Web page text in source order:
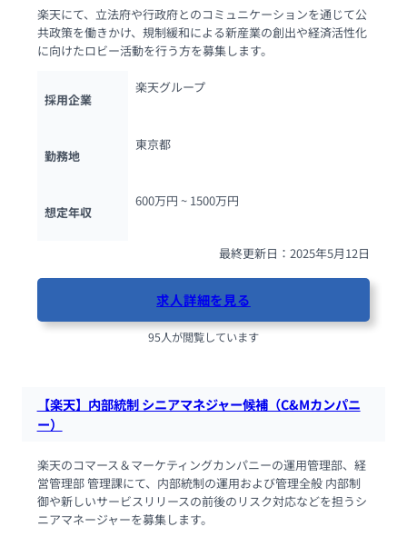
楽天にて、立法府や行政府とのコミュニケーションを通じて公
共政策を働きかけ、規制緩和による新産業の創出や経済活性化
に向けたロビー活動を行う方を募集します。
採用企業
楽天グループ
勤務地
東京都
想定年収
600万円 ~ 1500万円
最終更新日：2025年5月12日
求人詳細を見る
95人が閲覧しています
【楽天】内部統制 シニアマネジャー候補（C&Mカンパニ
ー）
楽天のコマース＆マーケティングカンパニーの運用管理部、経
営管理部 管理課にて、内部統制の運用および管理全般 内部制
御や新しいサービスリリースの前後のリスク対応などを担うシ
ニアマネージャーを募集します。